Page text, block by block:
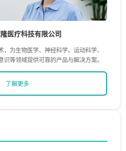
医疗科技有限公司
为生物医学、神经科学、运动科学、
等领域提供可靠的产品与解决方案。
了解更多